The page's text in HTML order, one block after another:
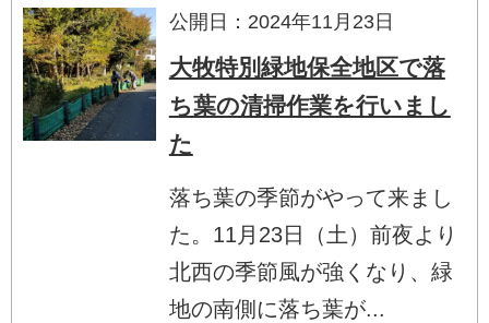
公開日：2024年11月23日
大牧特別緑地保全地区で落
ち葉の清掃作業を行いまし
た
落ち葉の季節がやって来まし
た。11月23日（土）前夜より
北西の季節風が強くなり、緑
地の南側に落ち葉が...